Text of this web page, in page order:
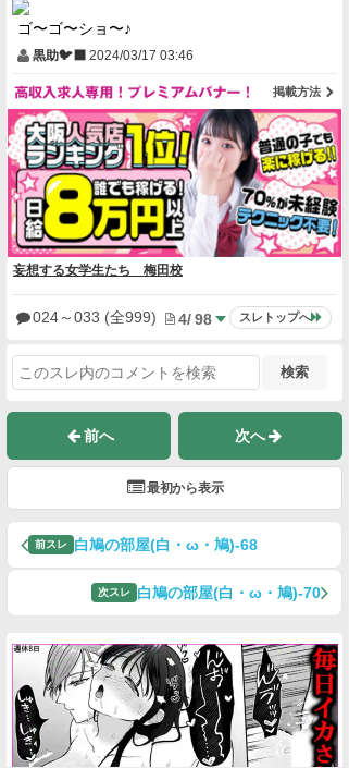
ゴ〜ゴ〜ショ〜♪
黒助🐦‍⬛ 2024/03/17 03:46
掲載方法
妄想する女学生たち 梅田校
024 033 (全999) 4/ 98 スレトップへ
検索
最初から表示
前へ 次へ
前スレ 白鳩の部屋(白・ω・鳩)-68
次スレ 白鳩の部屋(白・ω・鳩)-70